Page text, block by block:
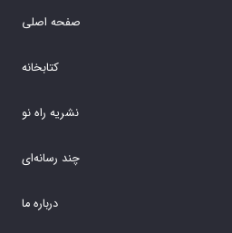
صفحه اصلی
کتابخانه
نشریه راه نو
چند رسانه‌ای
درباره ما